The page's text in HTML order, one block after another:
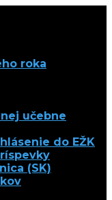
roka
učebne
do EŽK
(SK)